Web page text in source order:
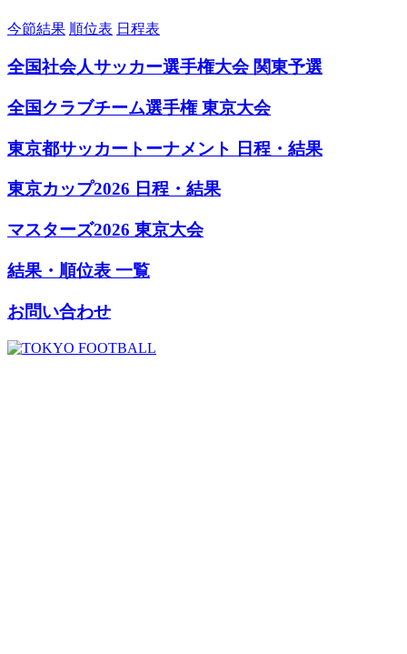
今節結果 順位表 日程表
全国社会人サッカー選手権大会 関東予選
全国クラブチーム選手権 東京大会
東京都サッカートーナメント 日程・結果
東京カップ2026 日程・結果
マスターズ2026 東京大会
結果・順位表 一覧
お問い合わせ